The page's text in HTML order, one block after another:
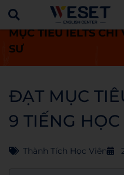
Trang chủ
MỤC TIÊU IELTS
SƯ
ĐẠT MỤC
9 TIẾNG
Thành Tích Học Viên